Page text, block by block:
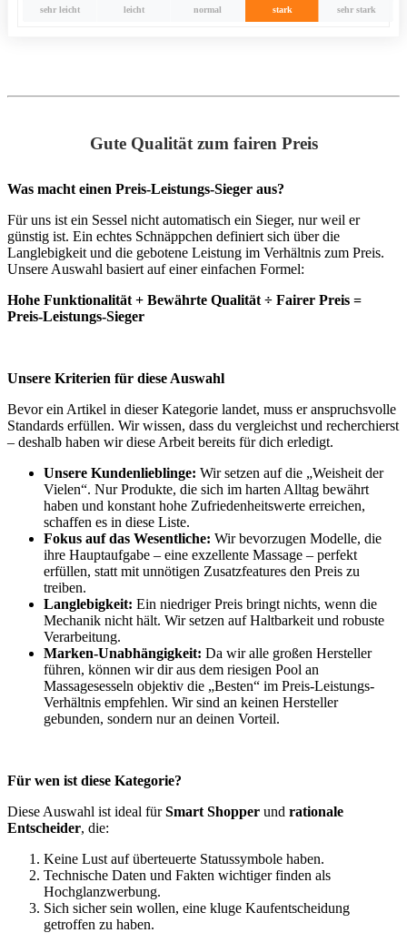
sehr leicht leicht normal stark sehr stark
Gute Qualität zum fairen Preis
Was macht einen Preis-Leistungs-Sieger aus?
Für uns ist ein Sessel nicht automatisch ein Sieger, nur weil er
günstig ist. Ein echtes Schnäppchen definiert sich über die
Langlebigkeit und die gebotene Leistung im Verhältnis zum Preis.
Unsere Auswahl basiert auf einer einfachen Formel:
Hohe Funktionalität + Bewährte Qualität ÷ Fairer Preis =
Preis-Leistungs-Sieger
Unsere Kriterien für diese Auswahl
Bevor ein Artikel in dieser Kategorie landet, muss er anspruchsvolle
Standards erfüllen. Wir wissen, dass du vergleichst und recherchierst
– deshalb haben wir diese Arbeit bereits für dich erledigt.
Unsere Kundenlieblinge: Wir setzen auf die „Weisheit der
Vielen“. Nur Produkte, die sich im harten Alltag bewährt
haben und konstant hohe Zufriedenheitswerte erreichen,
schaffen es in diese Liste.
Fokus auf das Wesentliche: Wir bevorzugen Modelle, die
ihre Hauptaufgabe – eine exzellente Massage – perfekt
erfüllen, statt mit unnötigen Zusatzfeatures den Preis zu
treiben.
Langlebigkeit: Ein niedriger Preis bringt nichts, wenn die
Mechanik nicht hält. Wir setzen auf Haltbarkeit und robuste
Verarbeitung.
Marken-Unabhängigkeit: Da wir alle großen Hersteller
führen, können wir dir aus dem riesigen Pool an
Massagesesseln objektiv die „Besten“ im Preis-Leistungs-
Verhältnis empfehlen. Wir sind an keinen Hersteller
gebunden, sondern nur an deinen Vorteil.
Für wen ist diese Kategorie?
Diese Auswahl ist ideal fürSmart Shopper und rationale
Entscheider, die:
Keine Lust auf überteuerte Statussymbole haben.
Technische Daten und Fakten wichtiger finden als
Hochglanzwerbung.
Sich sicher sein wollen, eine kluge Kaufentscheidung
getroffen zu haben.